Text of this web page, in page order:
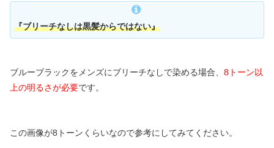
『ブリーチなしは黒髪からではない』
ブルーブラックをメンズにブリーチなしで染める場合、 8トーン以
上の明るさが必要です。
この画像が8トーンくらいなので参考にしてみてください。